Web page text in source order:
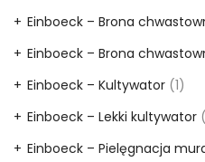
Einboeck – Brona
Einboeck – Brona
Einboeck – Kultywator (1)
Einboeck – Lekki kultywator
Einboeck – Pielęgnacja